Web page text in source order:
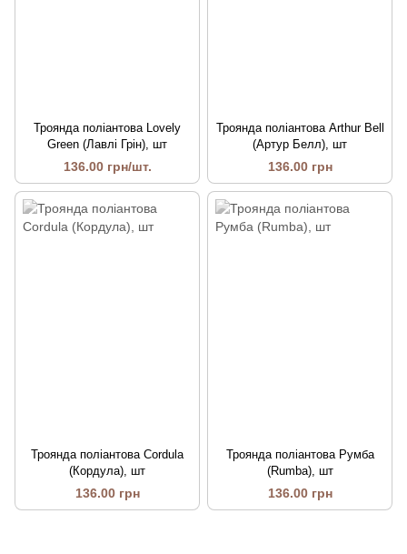
Троянда поліантова Lovely
Green (Лавлі Грін), шт
136.00 грн/шт.
Троянда поліантова Arthur Bell
(Артур Белл), шт
136.00 грн
Троянда поліантова Cordula
(Кордула), шт
136.00 грн
Троянда поліантова Румба
(Rumba), шт
136.00 грн